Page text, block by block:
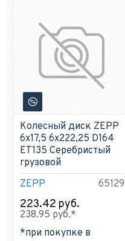
ZEPP 65129
Колесный диск ZEPP
6x17,5 6x222,25 D164
ET135 Серебристый
грузовой
223.42 руб.
238.95 руб.*
*при покупке в